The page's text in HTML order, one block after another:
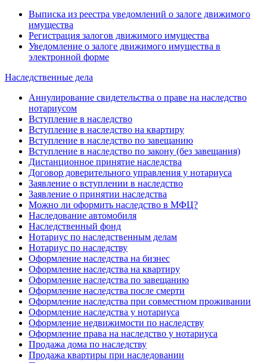
Выписка из реестра уведомлений о залоге движимого
имущества
Регистрация залогов движимого имущества
Уведомление о залоге движимого имущества в
электронной форме
Наследственные дела
Аннулирование свидетельства о праве на наследство
нотариусом
Вступление в наследство
Вступление в наследство на квартиру
Вступление в наследство по завещанию
Вступление в наследство по закону (без завещания)
Дистанционное принятие наследства
Договор доверительного управления у нотариуса
Заявление о вступлении в наследство
Заявление о принятии наследства
Можно ли оформить наследство в МФЦ?
Наследование автомобиля
Наследственный фонд
Нотариус по наследственным делам
Нотариус по наследству
Оформление наследства на бизнес
Оформление наследства на квартиру
Оформление наследства по завещанию
Оформление наследства после смерти
Оформление наследства при совместном проживании
Оформление наследства у нотариуса
Оформление недвижимости по наследству
Оформление права на наследство у нотариуса
Продажа дома по наследству
Продажа квартиры при наследовании